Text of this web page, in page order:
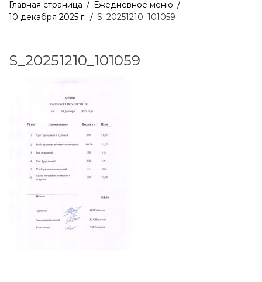
Главная страница / Ежедневное меню /
10 декабря 2025 г. / S_20251210_101059
S_20251210_101059